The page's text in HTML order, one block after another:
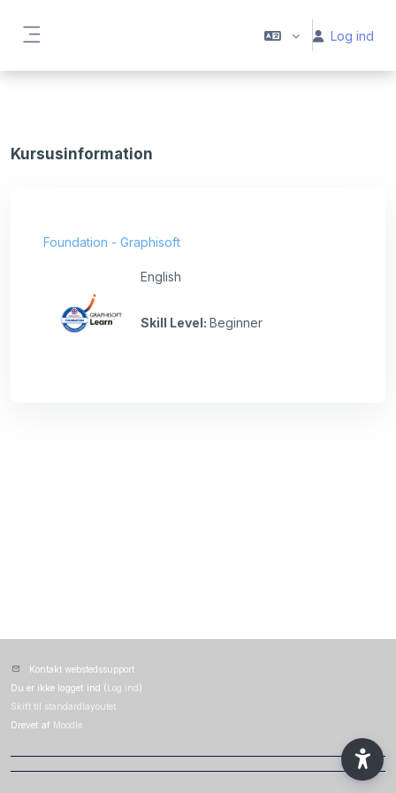
Log ind
Kursusinformation
Foundation - Graphisoft
English
Skill Level: Beginner
Kontakt webstedssupport
Du er ikke logget ind (Log ind)
Skift til standardlayoutet
Drevet af Moodle